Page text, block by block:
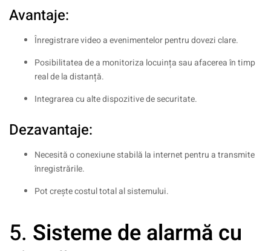
Avantaje:
Înregistrare video a evenimentelor pentru dovezi clare.
Posibilitatea de a monitoriza locuința sau afacerea în timp
real de la distanță.
Integrarea cu alte dispozitive de securitate.
Dezavantaje:
Necesită o conexiune stabilă la internet pentru a transmite
înregistrările.
Pot crește costul total al sistemului.
5. Sisteme de alarmă cu